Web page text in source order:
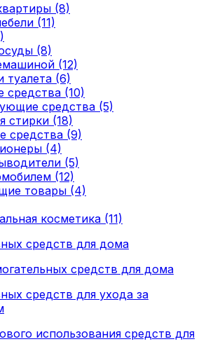
(8)
(11)
(8)
(12)
туалета (6)
средства (10)
средства (5)
стирки (18)
средства (9)
(4)
(5)
(12)
товары (4)
косметика (11)
средств для дома
средств для дома
средств для ухода за
использования средств для